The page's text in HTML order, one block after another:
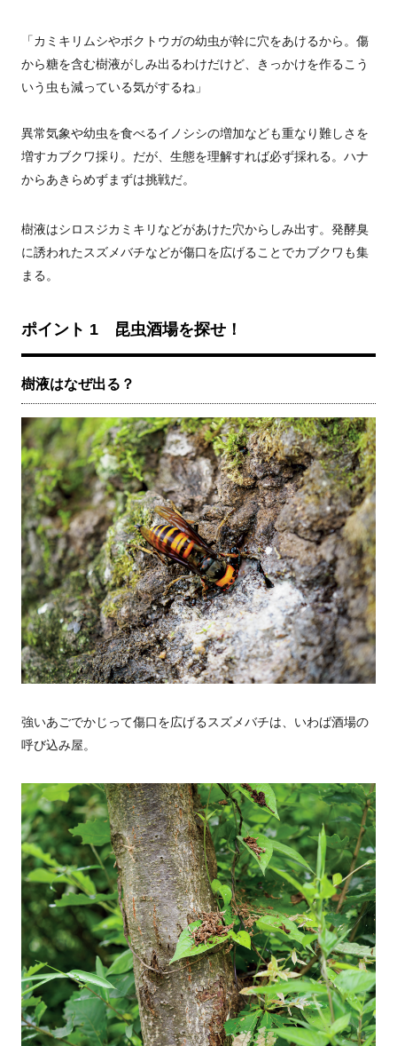
「カミキリムシやボクトウガの幼虫が幹に穴をあけるから。傷
から糖を含む樹液がしみ出るわけだけど、きっかけを作るこう
いう虫も減っている気がするね」
異常気象や幼虫を食べるイノシシの増加なども重なり難しさを
増すカブクワ採り。だが、生態を理解すれば必ず採れる。ハナ
からあきらめずまずは挑戦だ。
樹液はシロスジカミキリなどがあけた穴からしみ出す。発酵臭
に誘われたスズメバチなどが傷口を広げることでカブクワも集
まる。
ポイント 1 昆虫酒場を探せ！
樹液はなぜ出る？
強いあごでかじって傷口を広げるスズメバチは、いわば酒場の
呼び込み屋。